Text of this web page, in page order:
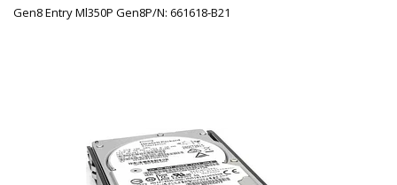
Gen8 Entry Ml350P Gen8P/N: 661618-B21